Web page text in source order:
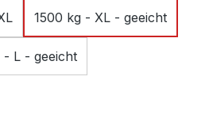
1500 kg - XL - geeicht
- L - geeicht